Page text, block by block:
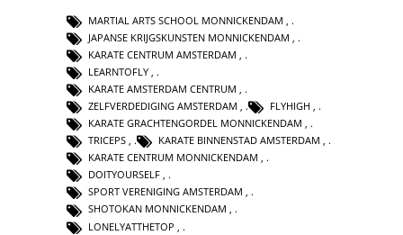
MARTIAL ARTS SCHOOL MONNICKENDAM
JAPANSE KRIJGSKUNSTEN MONNICKENDAM
KARATE CENTRUM AMSTERDAM
LEARNTOFLY
KARATE AMSTERDAM CENTRUM ,
ZELFVERDEDIGING AMSTERDAM , FLYHIGH ,
KARATE GRACHTENGORDEL MONNICKENDAM ,
TRICEPS , KARATE BINNENSTAD AMSTERDAM ,
KARATE CENTRUM MONNICKENDAM ,
DOITYOURSELF ,
SPORT VERENIGING AMSTERDAM ,
SHOTOKAN MONNICKENDAM ,
LONELYATTHETOP